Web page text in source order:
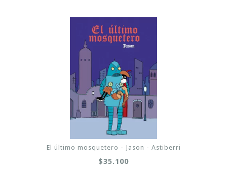
El último mosquetero - Jason - Astiberri
$35.100